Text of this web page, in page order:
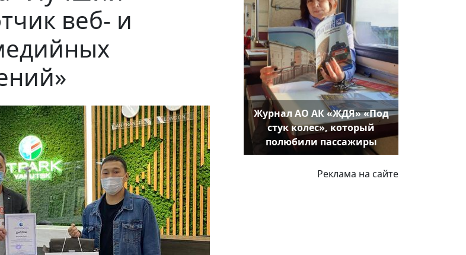
веб- и
Журнал АО АК «ЖДЯ» «Под
стук колес», который
полюбили пассажиры
Реклама на сайте